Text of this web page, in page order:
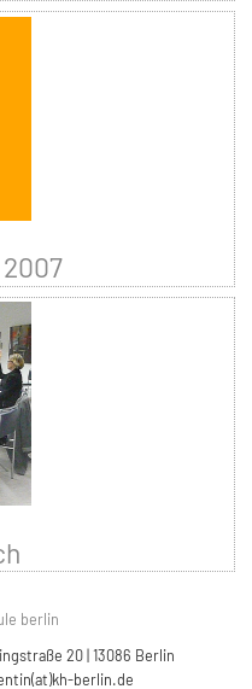
berlin
20 | 13086 Berlin
berlin.de